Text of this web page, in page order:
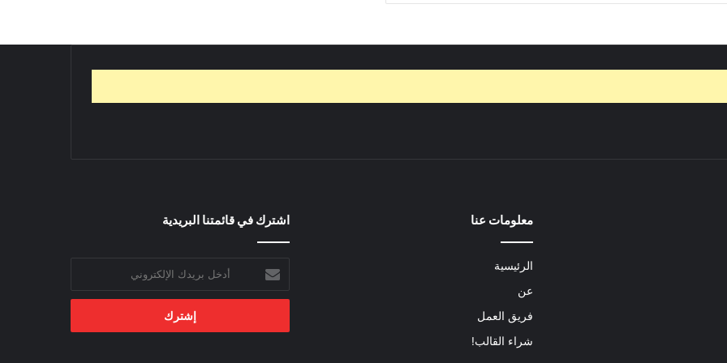
معلومات عنا
الرئيسية
عن
فريق العمل
شراء القالب!
اشترك في قائمتنا البريدية
بريدك
الإلكتروني